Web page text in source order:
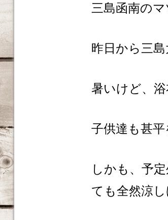
三島函南の
昨日から三島
暑いけど、浴
子供達も甚
しかも、予
ても全然涼